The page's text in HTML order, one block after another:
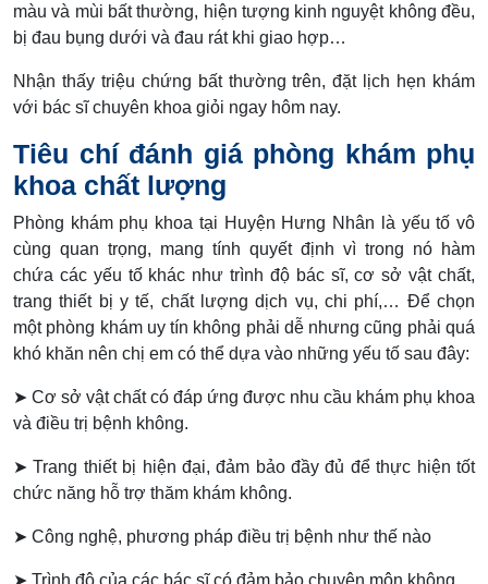
màu và mùi bất thường, hiện tượng kinh nguyệt không đều,
bị đau bụng dưới và đau rát khi giao hợp…
Nhận thấy triệu chứng bất thường trên, đặt lịch hẹn khám
với bác sĩ chuyên khoa giỏi ngay hôm nay.
Tiêu chí đánh giá phòng khám phụ
khoa chất lượng
Phòng khám phụ khoa tại Huyện Hưng Nhân là yếu tố vô
cùng quan trọng, mang tính quyết định vì trong nó hàm
chứa các yếu tố khác như trình độ bác sĩ, cơ sở vật chất,
trang thiết bị y tế, chất lượng dịch vụ, chi phí,… Để chọn
một phòng khám uy tín không phải dễ nhưng cũng phải quá
khó khăn nên chị em có thể dựa vào những yếu tố sau đây:
➤ Cơ sở vật chất có đáp ứng được nhu cầu khám phụ khoa
và điều trị bệnh không.
➤ Trang thiết bị hiện đại, đảm bảo đầy đủ để thực hiện tốt
chức năng hỗ trợ thăm khám không.
➤ Công nghệ, phương pháp điều trị bệnh như thế nào
➤ Trình độ của các bác sĩ có đảm bảo chuyên môn không